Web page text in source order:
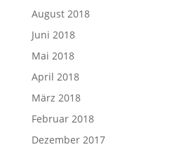
August 2018
Juni 2018
Mai 2018
April 2018
März 2018
Februar 2018
Dezember 2017